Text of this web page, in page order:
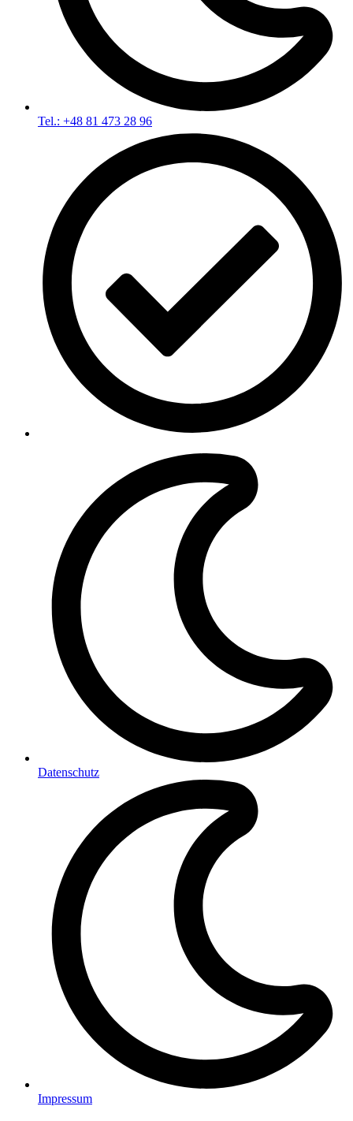
Tel.: +48 81 473 28 96
Datenschutz
Impressum